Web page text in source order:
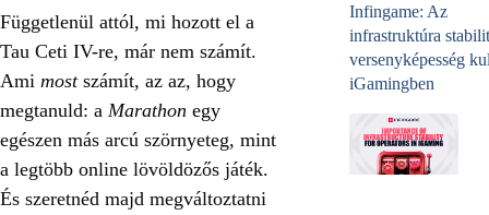
Függetlenül attól, mi hozott el a
Tau Ceti IV-re, már nem számít.
Ami mostszámít, az az, hogy
megtanuld: a Marathon egy
egészen más arcú szörnyeteg, mint
a legtöbb online lövöldözős játék.
És szeretnéd majd megváltoztatni
Infingame: Az
infrastruktúra
versenyképesség
iGamingben